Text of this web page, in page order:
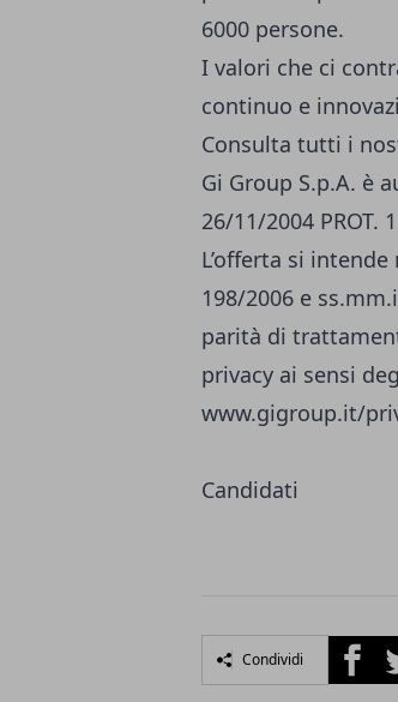
6000 persone.
I valori che ci
continuo e
Consulta tutti i
Gi Group S.p.A. è
26/11/2004 PROT.
L’offerta si
198/2006 e
parità di
privacy ai sensi
www.gigroup.it/
Candidati
Condividi